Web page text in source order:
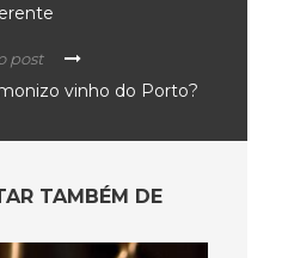
post
vinho do Porto?
TAMBÉM DE